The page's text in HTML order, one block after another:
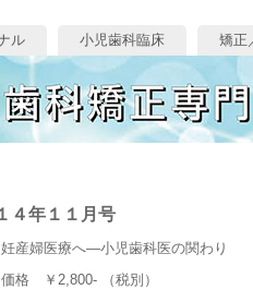
ル 小児歯科臨床 矯正
４年１１月号
妊産婦医療へ―小児歯科医の関わり
価格 ￥2,800- （税別）